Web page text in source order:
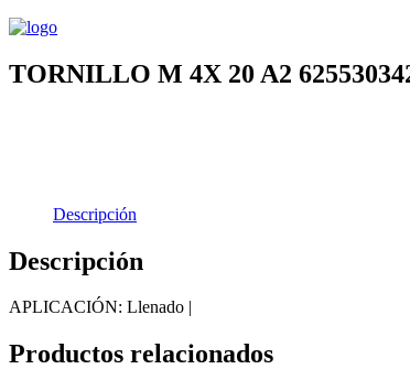
TORNILLO M 4X 20 A2
Descripción
Descripción
APLICACIÓN: Llenado |
Productos relacionados